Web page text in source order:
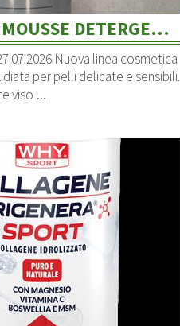
BENEFFECT MOUSSE DETERGENTE VISO
Nuova linea cosmetica
per pelli delicate e sensibili.
viso ...